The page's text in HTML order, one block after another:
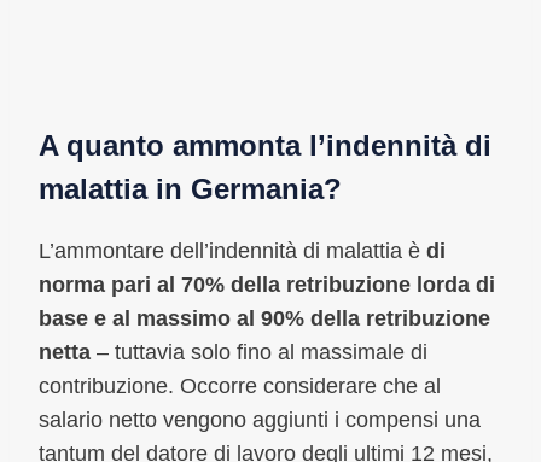
A quanto ammonta l’indennità di
malattia in Germania?
L’ammontare dell’indennità di malattia è di
norma pari al 70% della retribuzione lorda di
base e al massimo al 90% della retribuzione
netta – tuttavia solo fino al massimale di
contribuzione. Occorre considerare che al
salario netto vengono aggiunti i compensi una
tantum del datore di lavoro degli ultimi 12 mesi,